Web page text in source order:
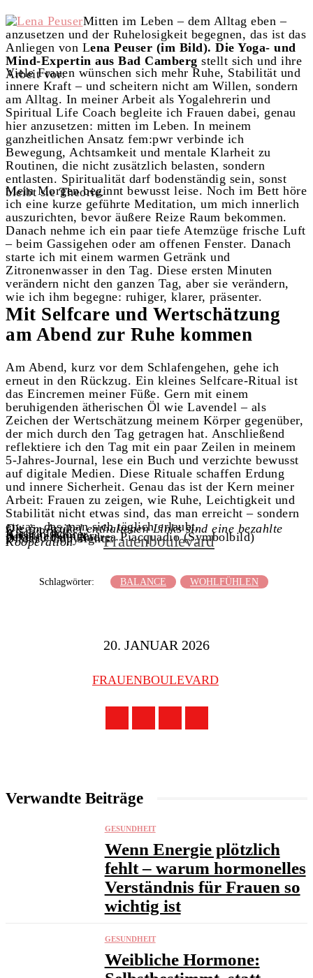
Mitten im Leben – dem Alltag eben –
anzusetzen und der Ruhelosigkeit begegnen, das ist das
Anliegen von Lena Peuser (im Bild). Die Yoga- und
Mind-Expertin aus Bad Camberg stellt sich und ihre
Arbeit vor:
Viele Frauen wünschen sich mehr Ruhe, Stabilität und
innere Kraft – und scheitern nicht am Willen, sondern
am Alltag. In meiner Arbeit als Yogalehrerin und
Spiritual Life Coach begleite ich Frauen dabei, genau
hier anzusetzen: mitten im Leben. In meinem
ganzheitlichen Ansatz fem:pwr verbinde ich
Bewegung, Achtsamkeit und mentale Klarheit zu
Routinen, die nicht zusätzlich belasten, sondern
entlasten. Spiritualität darf bodenständig sein, sonst
bleibt sie Theorie.
Mein Morgen beginnt bewusst leise. Noch im Bett höre
ich eine kurze geführte Meditation, um mich innerlich
auszurichten, bevor äußere Reize Raum bekommen.
Danach nehme ich ein paar tiefe Atemzüge frische Luft
– beim Gassigehen oder am offenen Fenster. Danach
starte ich mit einem warmen Getränk und
Zitronenwasser in den Tag. Diese ersten Minuten
verändern nicht den ganzen Tag, aber sie verändern,
wie ich ihm begegne: ruhiger, klarer, präsenter.
Mit Selfcare und Wertschätzung
am Abend zur Ruhe kommen
Am Abend, kurz vor dem Schlafengehen, gehe ich
erneut in den Rückzug. Ein kleines Selfcare-Ritual ist
das Eincremen meiner Füße. Gern mit einem
beruhigenden ätherischen Öl wie Lavendel – als
Zeichen der Wertschätzung meinem Körper gegenüber,
der mich durch den Tag getragen hat. Anschließend
reflektiere ich den Tag mit ein paar Zeilen in meinem
5-Jahres-Journal, lese ein Buch und verzichte bewusst
auf digitale Medien. Diese Rituale schaffen Erdung
und innere Sicherheit. Genau das ist der Kern meiner
Arbeit: Frauen zu zeigen, wie Ruhe, Leichtigkeit und
Stabilität nicht etwas sind, das man erreicht – sondern
etwas, das man sich täglich erlaubt.
Bilder / Copyrights:
pexels.com / Andrea Piacquadio (Symbolbild)
Kristina Klinger
Kathrin Rohrer
Alice Plock
Die im Artikel enthaltenen Links sind eine bezahlte
Kooperation
Frauenboulevard
Schlagwörter: BALANCE WOHLFÜHLEN
20. JANUAR 2026
FRAUENBOULEVARD
Verwandte Beiträge
GESUNDHEIT
Wenn Energie plötzlich
fehlt – warum hormonelles
Verständnis für Frauen so
wichtig ist
GESUNDHEIT
Weibliche Hormone: